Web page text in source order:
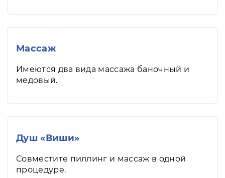
Массаж
Имеются два вида массажа баночный и
медовый.
Душ «Виши»
Совместите пиллинг и массаж в одной
процедуре.